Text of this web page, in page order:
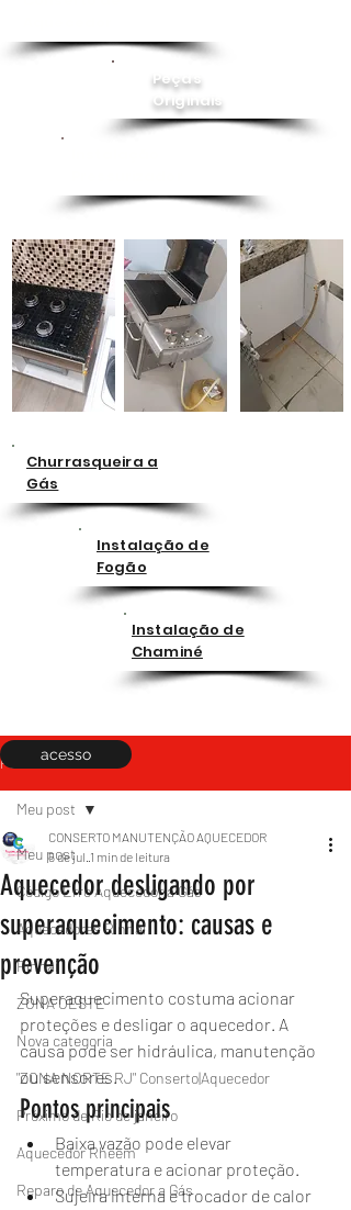
Peças
Originais
Churrasqueira a
Gás
Instalação de
Fogão
Instalação de
Chaminé
Post
Meu post
Código Erro Aquecedor a Gás
Aquecedores Rinnai
Rinnai
ZONA OESTE
Nova categoria
"ZONA NORTE RJ" Conserto|Aquecedor
Próximo de Rio de janeiro
Aquecedor Rheem
Reparo de Aquecedor a Gás
Meu post
Aquecedor desligando por
superaquecimento: causas e
prevenção
CONSERTO MANUTENÇÃO AQUECEDOR
5 de jul. 1 min de leitura
Superaquecimento costuma acionar
proteções e desligar o aquecedor. A
causa pode ser hidráulica, manutenção
ou sensores.
Pontos principais
Baixa vazão pode elevar
temperatura e acionar proteção.
Sujeira interna e trocador de calor
acesso